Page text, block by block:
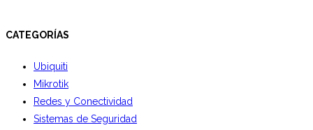
CATEGORÍAS
Ubiquiti
Mikrotik
Redes y Conectividad
Sistemas de Seguridad